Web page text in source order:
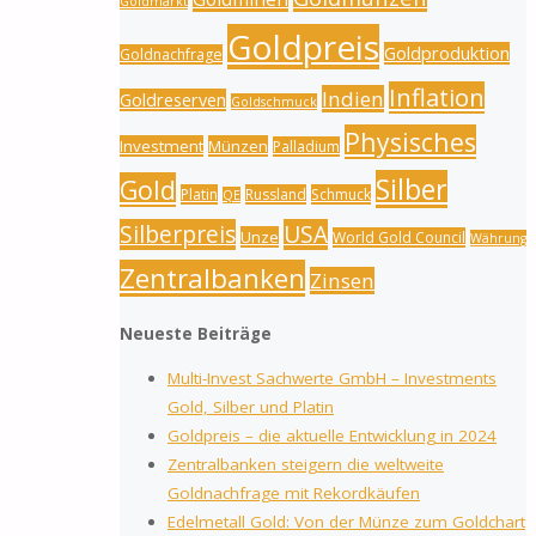
Goldnachfrage Goldpreis Goldproduktion
Goldreserven Goldschmuck Indien Inflation
Investment Münzen Palladium Physisches
Gold Platin QE Russland Schmuck Silber
Silberpreis Unze USA World Gold Council Währung
Zentralbanken Zinsen
Neueste Beiträge
Multi-Invest Sachwerte GmbH – Investments
Gold, Silber und Platin
Goldpreis – die aktuelle Entwicklung in 2024
Zentralbanken steigern die weltweite
Goldnachfrage mit Rekordkäufen
Edelmetall Gold: Von der Münze zum Goldchart